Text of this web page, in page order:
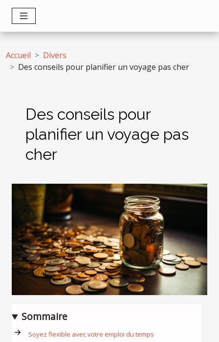
Accueil
Divers
Des conseils pour planifier un voyage pas cher
Des conseils pour
planifier un voyage pas
cher
Sommaire
Soyez flexible avec votre emploi du temps